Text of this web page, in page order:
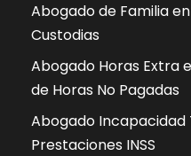
Abogado de Familia
Custodias
Abogado Horas Extra
de Horas No Pagadas
Abogado
Prestaciones INSS